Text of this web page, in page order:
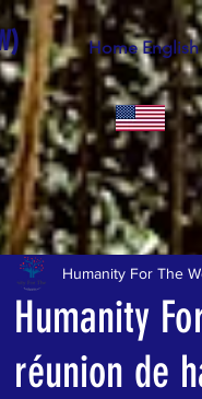
Home English
Humanity
réunion de
Humanity For The